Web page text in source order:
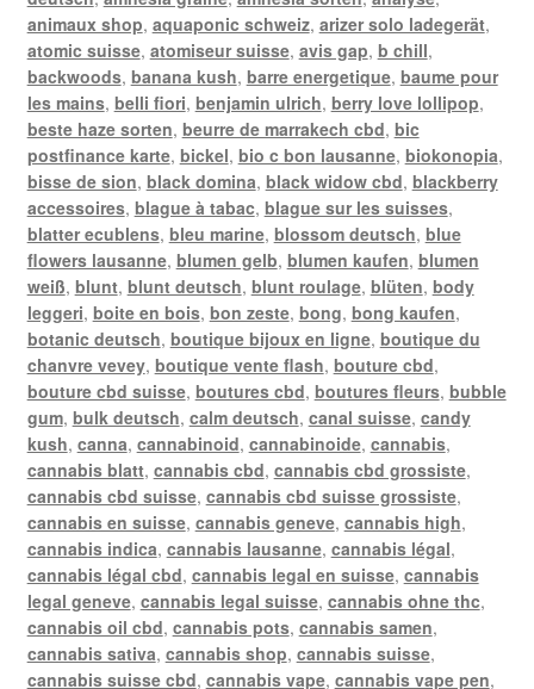
animaux shop, aquaponic schweiz, arizer solo ladegerät,
atomic suisse, atomiseur suisse, avis gap, b chill,
backwoods, banana kush, barre energetique, baume pour
les mains, belli fiori, benjamin ulrich, berry love lollipop,
beste haze sorten, beurre de marrakech cbd, bic
postfinance karte, bickel, bio c bon lausanne, biokonopia,
bisse de sion, black domina, black widow cbd, blackberry
accessoires, blague à tabac, blague sur les suisses,
blatter ecublens, bleu marine, blossom deutsch, blue
flowers lausanne, blumen gelb, blumen kaufen, blumen
weiß, blunt, blunt deutsch, blunt roulage, blüten, body
leggeri, boite en bois, bon zeste, bong, bong kaufen,
botanic deutsch, boutique bijoux en ligne, boutique du
chanvre vevey, boutique vente flash, bouture cbd,
bouture cbd suisse, boutures cbd, boutures fleurs, bubble
gum, bulk deutsch, calm deutsch, canal suisse, candy
kush, canna, cannabinoid, cannabinoide, cannabis,
cannabis blatt, cannabis cbd, cannabis cbd grossiste,
cannabis cbd suisse, cannabis cbd suisse grossiste,
cannabis en suisse, cannabis geneve, cannabis high,
cannabis indica, cannabis lausanne, cannabis légal,
cannabis légal cbd, cannabis legal en suisse, cannabis
legal geneve, cannabis legal suisse, cannabis ohne thc,
cannabis oil cbd, cannabis pots, cannabis samen,
cannabis sativa, cannabis shop, cannabis suisse,
cannabis suisse cbd, cannabis vape, cannabis vape pen,